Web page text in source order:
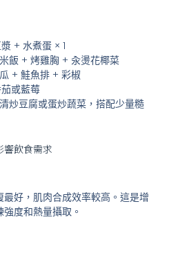
+ 水煮蛋 × 1
米飯 + 烤雞胸 + 汆燙花椰菜
瓜 + 鮭魚排 + 彩椒
或藍莓
炒豆腐或蛋炒蔬菜，搭配少量糙
響飲食需求
好，肌肉合成效率較高。這是增
度和熱量攝取。